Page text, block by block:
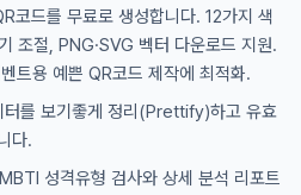
코드를 무료로 생성합니다. 12가지 색
조절, PNG·SVG 벡터 다운로드 지원.
벤트용 예쁜 QR코드 제작에 최적화.
를 보기좋게 정리(Prettify)하고 유효
다.
성격유형 검사와 상세 분석 리포트